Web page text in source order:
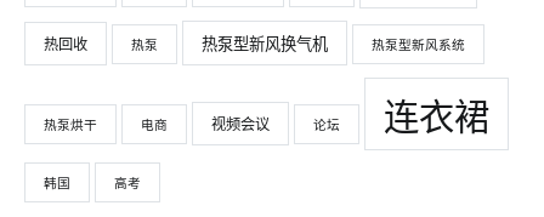
热回收 热泵 热泵型新风换气机 热泵型新风系统
热泵烘干 电商 视频会议 论坛 连衣裙
韩国 高考